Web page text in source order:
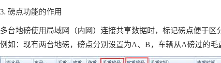
3. 磅点功能的作用
多台地磅使用局域网（内网）连接共享数据时，标记磅点便于区
例如：现有两台地磅，磅点分别设置为A、B，车辆从A磅过的